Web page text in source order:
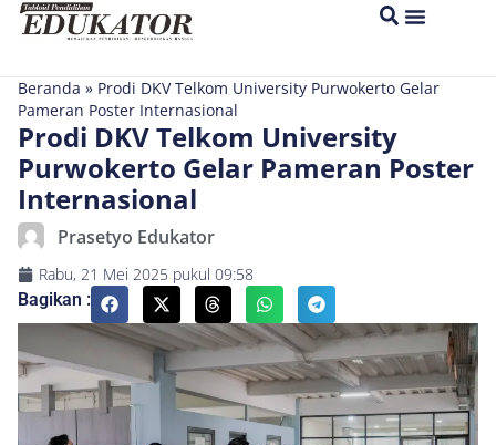
Beranda » Prodi DKV Telkom University Purwokerto Gelar
Pameran Poster Internasional
Prodi DKV Telkom University
Purwokerto Gelar Pameran Poster
Internasional
Prasetyo Edukator
Rabu, 21 Mei 2025 pukul 09:58
Bagikan :